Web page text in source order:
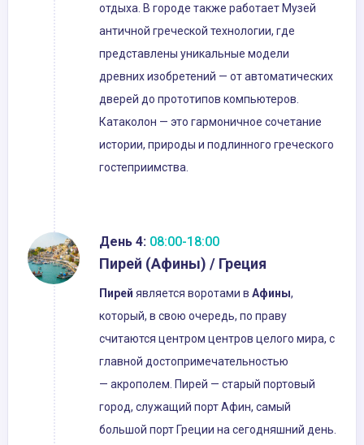
отдыха. В городе также работает Музей
античной греческой технологии, где
представлены уникальные модели
древних изобретений — от автоматических
дверей до прототипов компьютеров.
Катаколон — это гармоничное сочетание
истории, природы и подлинного греческого
гостеприимства.
День 4: 08:00-18:00
Пирей (Афины) / Греция
Пирей является воротами в Афины,
который, в свою очередь, по праву
считаются центром центров целого мира, с
главной достопримечательностью
— акрополем. Пирей — старый портовый
город, служащий порт Афин, самый
большой порт Греции на сегодняшний день.